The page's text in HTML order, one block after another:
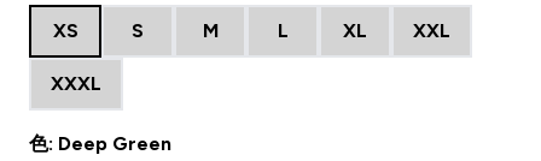
XS S M L XL XXL
XXXL
色: Deep Green